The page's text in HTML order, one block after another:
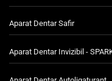
Aparat Dentar Safir
Aparat Dentar Invizibil -